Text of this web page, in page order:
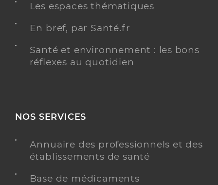
Les espaces thématiques
En bref, par Santé.fr
Santé et environnement : les bons
réflexes au quotidien
NOS SERVICES
Annuaire des professionnels et des
établissements de santé
Base de médicaments